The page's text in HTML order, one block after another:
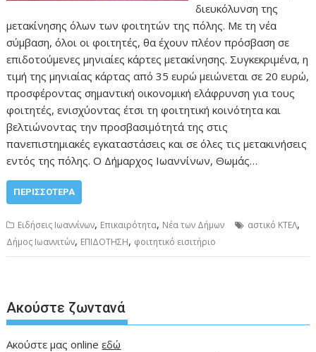
διευκόλυνση της
μετακίνησης όλων των φοιτητών της πόλης. Με τη νέα
σύμβαση, όλοι οι φοιτητές, θα έχουν πλέον πρόσβαση σε
επιδοτούμενες μηνιαίες κάρτες μετακίνησης. Συγκεκριμένα, η
τιμή της μηνιαίας κάρτας από 35 ευρώ μειώνεται σε 20 ευρώ,
προσφέροντας σημαντική οικονομική ελάφρυνση για τους
φοιτητές, ενισχύοντας έτσι τη φοιτητική κοινότητα και
βελτιώνοντας την προσβασιμότητά της στις
πανεπιστημιακές εγκαταστάσεις και σε όλες τις μετακινήσεις
εντός της πόλης. Ο Δήμαρχος Ιωαννίνων, Θωμάς…
ΠΕΡΙΣΣΌΤΕΡΑ
Ειδήσεις Ιωαννίνων, Επικαιρότητα, Νέα των Δήμων αστικό ΚΤΕΛ,
Δήμος Ιωαννιτών, ΕΠΙΔΟΤΗΣΗ, φοιτητικό εισιτήριο
Ακούστε ζωντανά
Ακούστε μας onlineεδώ